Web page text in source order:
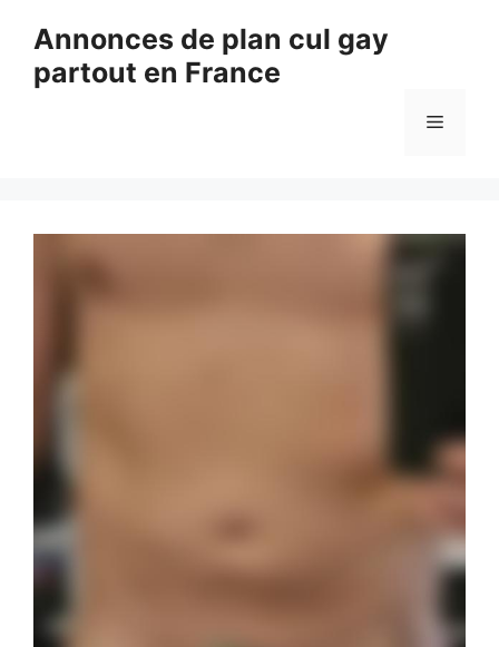
contenu
Annonces de plan cul gay
partout en France
Menu